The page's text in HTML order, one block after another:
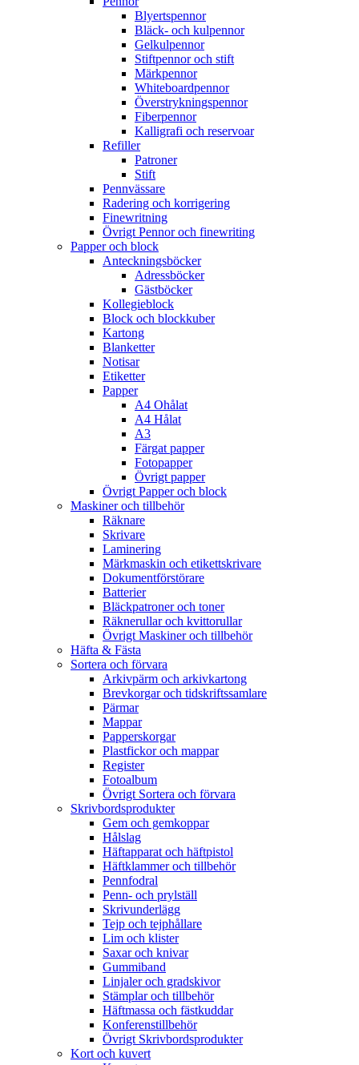
Blyertspennor
Bläck- och kulpennor
Gelkulpennor
Stiftpennor och stift
Märkpennor
Whiteboardpennor
Överstrykningspennor
Fiberpennor
Kalligrafi och reservoar
Refiller
Patroner
Stift
Pennvässare
Radering och korrigering
Finewritning
Övrigt Pennor och finewriting
Papper och block
Anteckningsböcker
Adressböcker
Gästböcker
Kollegieblock
Block och blockkuber
Kartong
Blanketter
Notisar
Etiketter
Papper
A4 Ohålat
A4 Hålat
A3
Färgat papper
Fotopapper
Övrigt papper
Övrigt Papper och block
Maskiner och tillbehör
Räknare
Skrivare
Laminering
Märkmaskin och etikettskrivare
Dokumentförstörare
Batterier
Bläckpatroner och toner
Räknerullar och kvittorullar
Övrigt Maskiner och tillbehör
Häfta & Fästa
Sortera och förvara
Arkivpärm och arkivkartong
Brevkorgar och tidskriftssamlare
Pärmar
Mappar
Papperskorgar
Plastfickor och mappar
Register
Fotoalbum
Övrigt Sortera och förvara
Skrivbordsprodukter
Gem och gemkoppar
Hålslag
Häftapparat och häftpistol
Häftklammer och tillbehör
Pennfodral
Penn- och prylställ
Skrivunderlägg
Tejp och tejphållare
Lim och klister
Saxar och knivar
Gummiband
Linjaler och gradskivor
Stämplar och tillbehör
Häftmassa och fästkuddar
Konferenstillbehör
Övrigt Skrivbordsprodukter
Kort och kuvert